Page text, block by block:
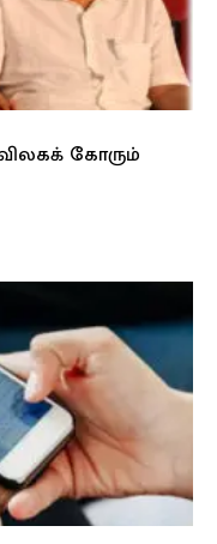
கோரும்